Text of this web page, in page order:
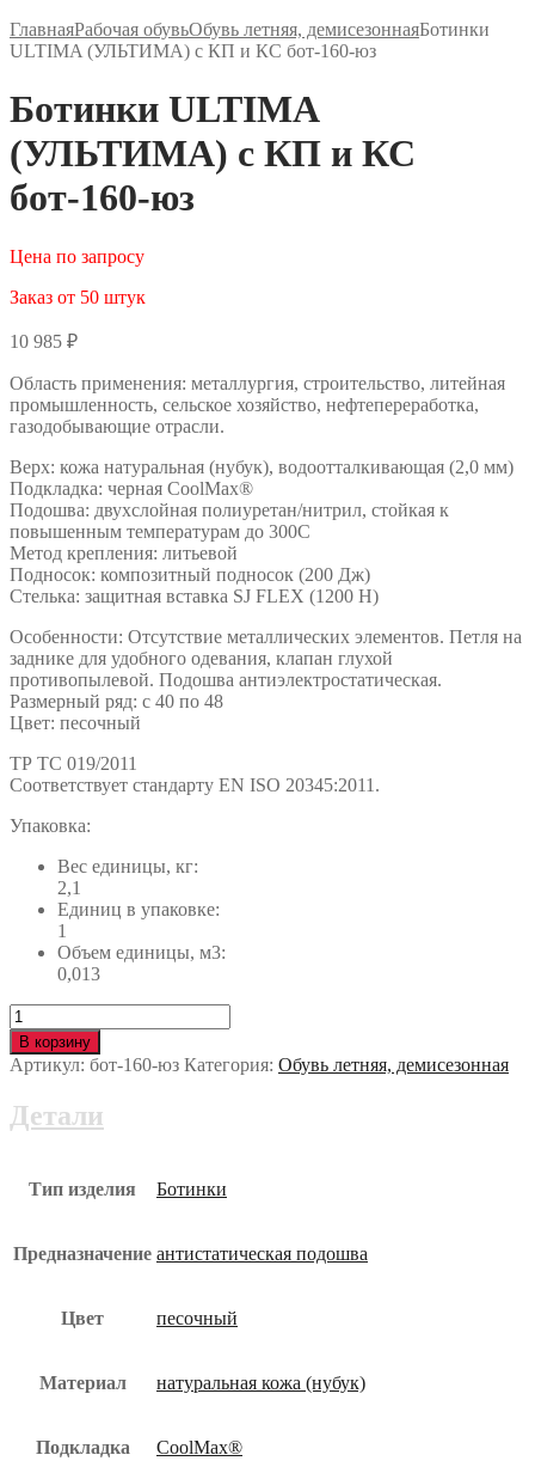
ГлавнаяРабочая обувьОбувь летняя, демисезоннаяБотинки
ULTIMA (УЛЬТИМА) с КП и КС бот-160-юз
Ботинки ULTIMA
(УЛЬТИМА) с КП и КС
бот-160-юз
Цена по запросу
Заказ от 50 штук
10 985 ₽
Область применения: металлургия, строительство, литейная
промышленность, сельское хозяйство, нефтепереработка,
газодобывающие отрасли.
Верх: кожа натуральная (нубук), водоотталкивающая (2,0 мм)
Подкладка: черная CoolMax®
Подошва: двухслойная полиуретан/нитрил, стойкая к
повышенным температурам до 300С
Метод крепления: литьевой
Подносок: композитный подносок (200 Дж)
Стелька: защитная вставка SJ FLEX (1200 Н)
Особенности: Отсутствие металлических элементов. Петля на
заднике для удобного одевания, клапан глухой
противопылевой. Подошва антиэлектростатическая.
Размерный ряд: с 40 по 48
Цвет: песочный
ТР ТС 019/2011
Cоответствует стандарту EN ISO 20345:2011.
Упаковка:
Вес единицы, кг:
2,1
Единиц в упаковке:
1
Объем единицы, м3:
0,013
Количество
Ботинки
ULTIMA
(УЛЬТИМА)
КП
бот-160-
В корзину
Артикул: бот-160-юз Категория: Обувь летняя, демисезонная
Детали
Тип изделия Ботинки
Предназначение антистатическая подошва
Цвет песочный
Материал натуральная кожа (нубук)
Подкладка CoolMax®